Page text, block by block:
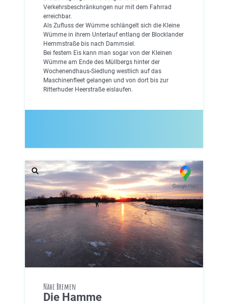
Verkehrsbeschränkungen nur mit dem Fahrrad
erreichbar.
Als Zufluss der Wümme schlängelt sich die Kleine
Wümme in ihrem Unterlauf entlang der Blocklander
Hemmstraße bis nach Dammsiel.
Bei festem Eis kann man sogar von der Kleinen
Wümme am Ende des Müllbergs hinter der
Wochenendhaus-Siedlung westlich auf das
Maschinenfleet gelangen und von dort bis zur
Ritterhuder Heerstraße eislaufen.
Nähe Bremen
Die Hamme